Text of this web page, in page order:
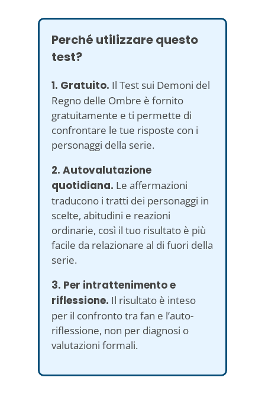
Perché utilizzare questo
test?
1. Gratuito. Il Test sui Demoni del
Regno delle Ombre è fornito
gratuitamente e ti permette di
confrontare le tue risposte con i
personaggi della serie.
2. Autovalutazione
quotidiana. Le affermazioni
traducono i tratti dei personaggi in
scelte, abitudini e reazioni
ordinarie, così il tuo risultato è più
facile da relazionare al di fuori della
serie.
3. Per intrattenimento e
riflessione. Il risultato è inteso
per il confronto tra fan e l’auto-
riflessione, non per diagnosi o
valutazioni formali.